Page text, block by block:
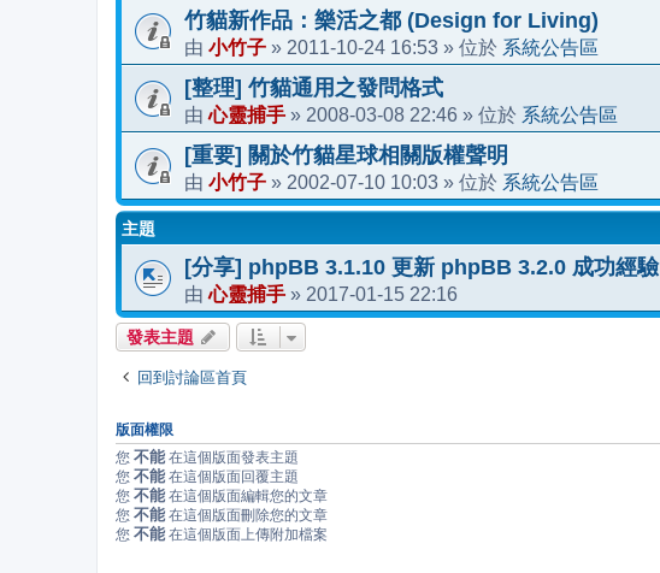
竹貓新作品：樂活之都 (Design for Living)
由 小竹子 » 2011-10-24 16:53 » 位於 系統公告區
[整理] 竹貓通用之發問格式
由心靈捕手 » 2008-03-08 22:46 » 位於 系統公告區
[重要] 關於竹貓星球相關版權聲明
由 小竹子 » 2002-07-10 10:03 » 位於 系統公告區
主題
[分享] phpBB 3.1.10 更新 phpBB 3.2.0 成功經驗
由心靈捕手 » 2017-01-15 22:16
發表主題
回到討論區首頁
版面權限
您 不能 在這個版面發表主題
您 不能 在這個版面回覆主題
您 不能 在這個版面編輯您的文章
您 不能 在這個版面刪除您的文章
您 不能 在這個版面上傳附加檔案